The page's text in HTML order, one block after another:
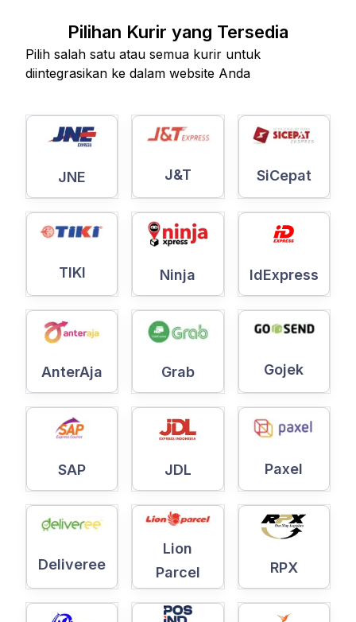
Pilihan Kurir yang Tersedia
Pilih salah satu atau semua kurir untuk
diintegrasikan ke dalam website Anda
JNE J&T SiCepat
TIKI Ninja IdExpress
AnterAja Grab Gojek
SAP JDL Paxel
Deliveree
Lion
Parcel
RPX